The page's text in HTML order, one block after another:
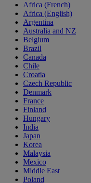
Africa (French)
Africa (English)
Argentina
Australia and NZ
Belgium
Brazil
Canada
Chile
Croatia
Czech Republic
Denmark
France
Finland
Hungary
India
Japan
Korea
Malaysia
Mexico
Middle East
Poland